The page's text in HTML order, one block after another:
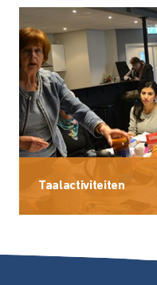
Taalactiviteiten